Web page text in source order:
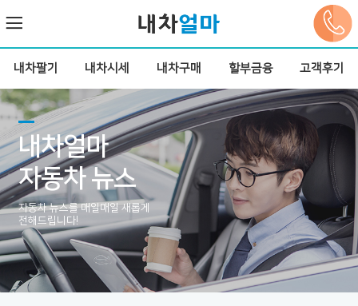
내차팔기 내차시세 내차구매 할부금융 고객후기
내차얼마
자동차 뉴스
자동차 뉴스를 매일매일 새롭게
전해드립니다!